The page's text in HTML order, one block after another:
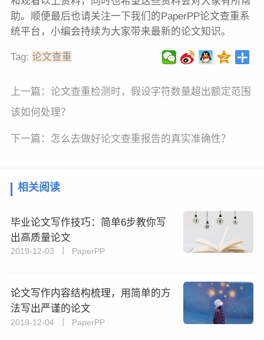
助。顺便最后也请关注一下我们的PaperPP论文查重系
统平台，小编会持续为大家带来最新的论文知识。
Tag: 论文查重
上一篇： 论文查重检测时，假设字符数量超出额定范围
该如何处理？
下一篇： 怎么去做好论文查重报告的真实准确性？
相关阅读
毕业论文写作技巧：简单6步教你写
出高质量论文
2019-12-03 丨 PaperPP
论文写作内容结构梳理，用简单的方
法写出严谨的论文
2019-12-04 丨 PaperPP